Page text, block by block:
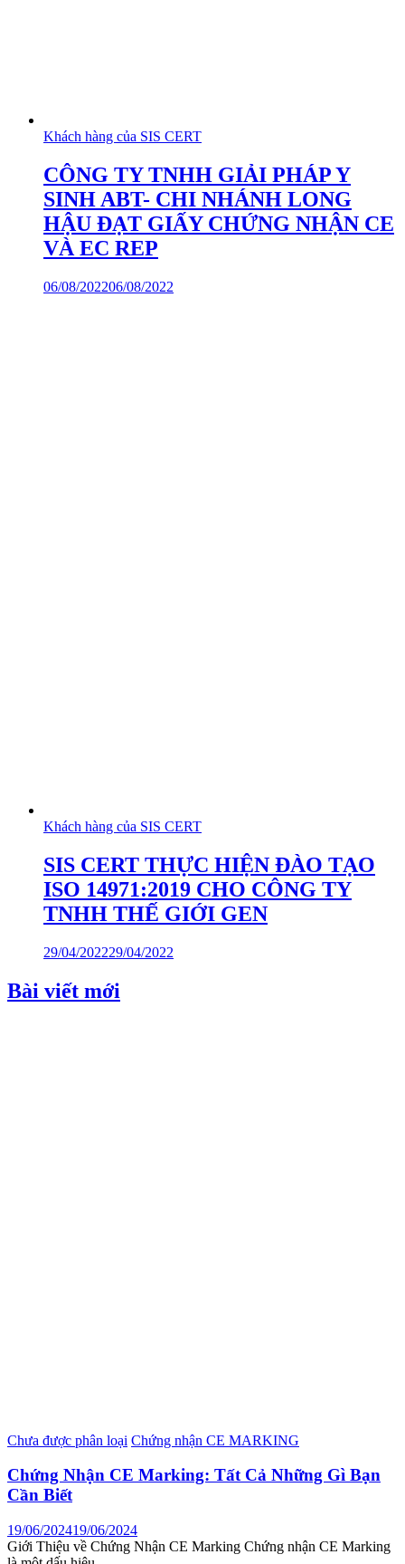
Khách hàng của SIS CERT
CÔNG TY TNHH GIẢI PHÁP Y
SINH ABT- CHI NHÁNH LONG
HẬU ĐẠT GIẤY CHỨNG NHẬN CE
VÀ EC REP
06/08/202206/08/2022
Khách hàng của SIS CERT
SIS CERT THỰC HIỆN ĐÀO TẠO
ISO 14971:2019 CHO CÔNG TY
TNHH THẾ GIỚI GEN
29/04/202229/04/2022
Bài viết mới
Chưa được phân loại Chứng nhận CE MARKING
Chứng Nhận CE Marking: Tất Cả Những Gì Bạn
Cần Biết
19/06/202419/06/2024
Giới Thiệu về Chứng Nhận CE Marking Chứng nhận CE Marking